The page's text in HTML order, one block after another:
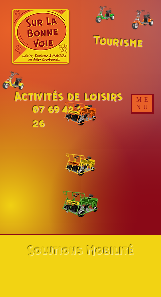
ME
NU
Tourisme
Activités de loisirs
07 69 42 20
26
Solutions Mobilité